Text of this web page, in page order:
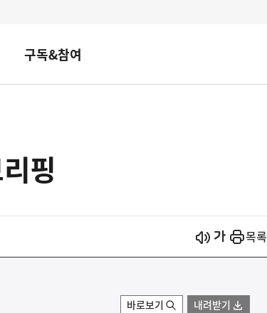
구독&참여
핑
시작
열기 목록
바로보기
내려받기